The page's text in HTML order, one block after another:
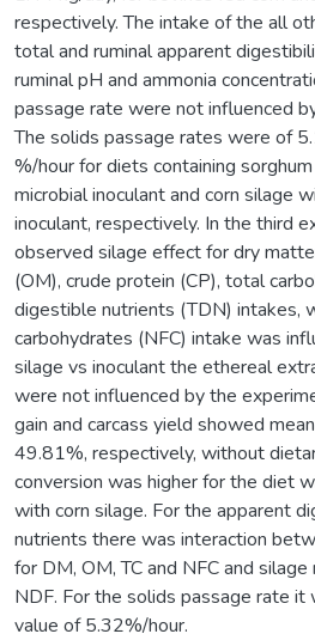
respectively. The intake of the all
total and ruminal apparent
ruminal pH and ammonia
passage rate were not influenced
The solids passage rates were of
%/hour for diets containing
microbial inoculant and corn silage
inoculant, respectively. In the third
observed silage effect for dry
(OM), crude protein (CP), total
digestible nutrients (TDN) intakes,
carbohydrates (NFC) intake was
silage vs inoculant the ethereal
were not influenced by the
gain and carcass yield showed
49.81%, respectively, without
conversion was higher for the diet
with corn silage. For the apparent
nutrients there was interaction
for DM, OM, TC and NFC and
NDF. For the solids passage rate it
value of 5.32%/hour.